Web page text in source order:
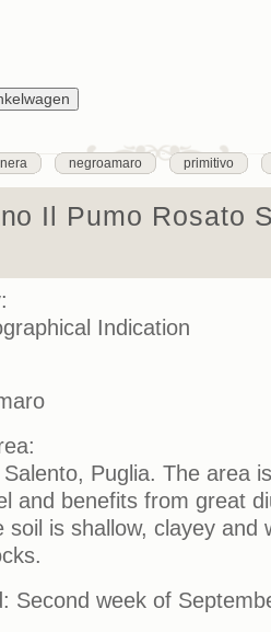
negroamaro
primitivo
Il Pumo Rosato
Indication
Puglia. The area
and benefits from great
soil is shallow, clayey and
Second week of